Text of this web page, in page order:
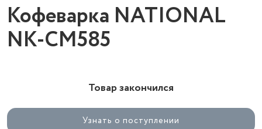
Кофеварка NATIONAL
NK-CM585
Товар закончился
Узнать о поступлении